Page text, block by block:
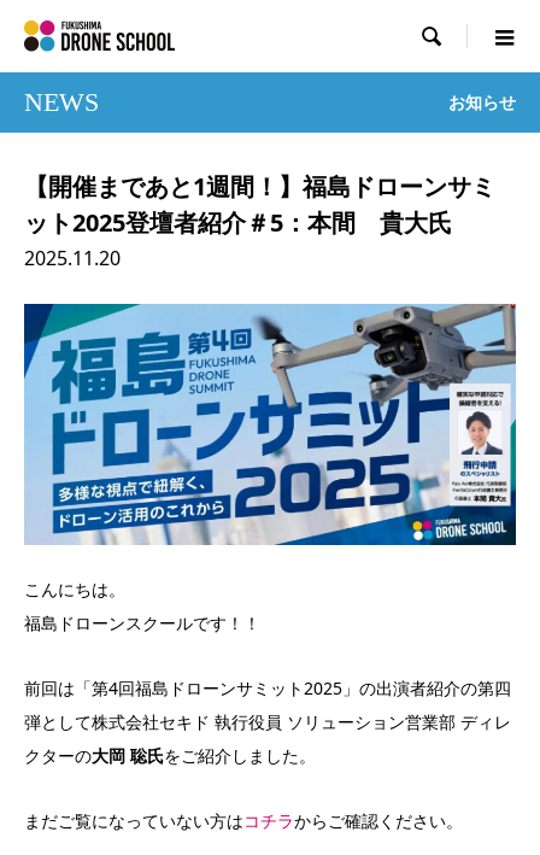

NEWS お知らせ
【開催まであと1週間！】福島ドローンサミ
ット2025登壇者紹介＃5：本間 貴大氏
2025.11.20
こんにちは。
福島ドローンスクールです！！
前回は「第4回福島ドローンサミット2025」の出演者紹介の第四
弾として株式会社セキド 執行役員 ソリューション営業部 ディレ
クターの大岡 聡氏をご紹介しました。
まだご覧になっていない方はコチラからご確認ください。